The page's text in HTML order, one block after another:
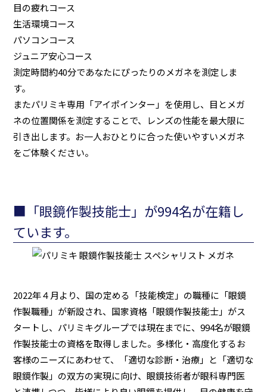
目の疲れコース
生活環境コース
パソコンコース
ジュニア安心コース
測定時間約40分であなたにぴったりのメガネを測定しま
す。
またパリミキ専用「アイポインター」を使用し、目とメガ
ネの位置関係を測定することで、レンズの性能を最大限に
引き出します。お一人おひとりに合った使いやすいメガネ
をご体験ください。
■「眼鏡作製技能士」が994名が在籍し
ています。
2022年４月より、国の定める「技能検定」の職種に「眼鏡
作製職種」が新設され、国家資格「眼鏡作製技能士」がス
タートし、パリミキグループでは現在までに、994名が眼鏡
作製技能士の資格を取得しました。多様化・高度化するお
客様のニーズにあわせて、「適切な診断・治療」と「適切な
眼鏡作製」の双方の実現に向け、眼鏡技術者が眼科専門医